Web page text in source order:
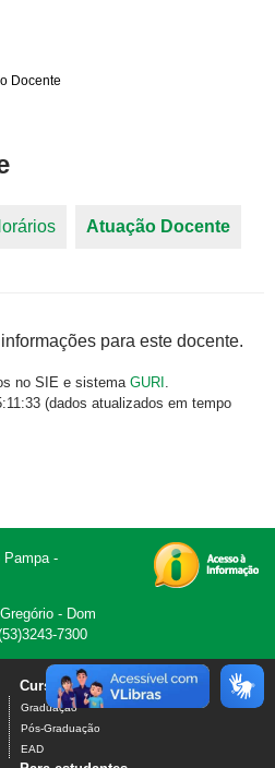
Docente
Atuação Docente
para este docente.
no SIE e sistema GURI .
(dados atualizados em tempo
Pampa -
- Dom
7300
Cursos
Graduação
Pós-Graduação
EAD
Contato